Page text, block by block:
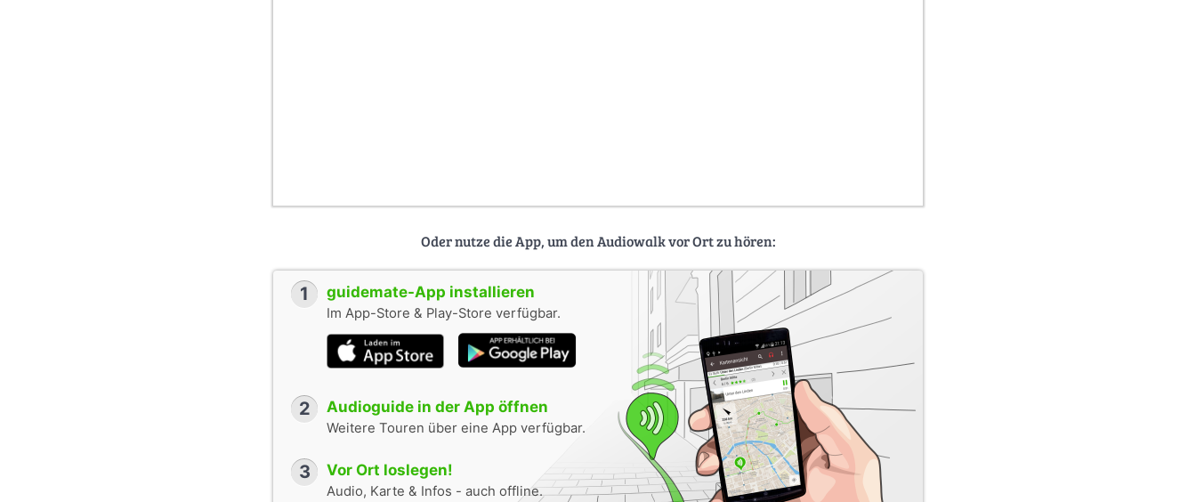
Oder nutze die App, um den Audiowalk vor Ort zu hören:
1 guidemate-App installieren
Im App-Store & Play-Store verfügbar.
2 Audioguide in der App öffnen
Weitere Touren über eine App verfügbar.
3 Vor Ort loslegen!
Audio, Karte & Infos - auch offline.